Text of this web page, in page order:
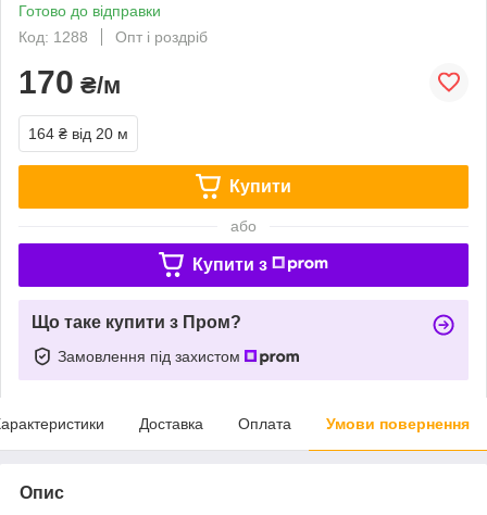
Готово до відправки
Код: 1288
Опт і роздріб
170 ₴/м
164 ₴ від 20 м
Купити
або
Купити з
Що таке купити з Пром?
Замовлення під захистом
Доставка Оплата Умови повернення
Опис